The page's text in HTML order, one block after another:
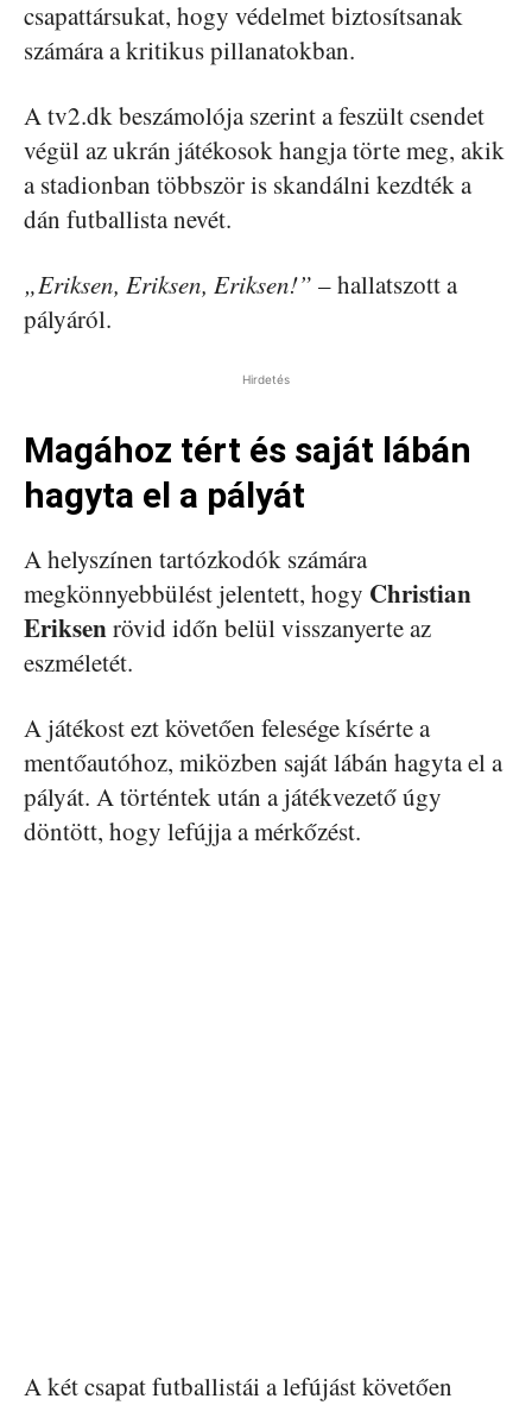
csapattársukat, hogy védelmet biztosítsanak
számára a kritikus pillanatokban.
A tv2.dk beszámolója szerint a feszült csendet
végül az ukrán játékosok hangja törte meg, akik
a stadionban többször is skandálni kezdték a
dán futballista nevét.
„Eriksen, Eriksen, Eriksen!” – hallatszott a
pályáról.
Hirdetés
Magához tért és saját lábán
hagyta el a pályát
A helyszínen tartózkodók számára
megkönnyebbülést jelentett, hogy Christian
Eriksenrövid időn belül visszanyerte az
eszméletét.
A játékost ezt követően felesége kísérte a
mentőautóhoz, miközben saját lábán hagyta el a
pályát. A történtek után a játékvezető úgy
döntött, hogy lefújja a mérkőzést.
A két csapat futballistái a lefújást követően